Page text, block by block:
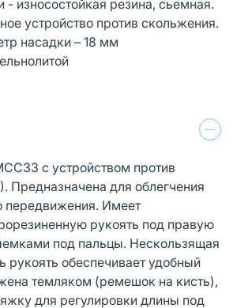
- износостойкая резина, сьемная.
устройство против скольжения.
насадки – 18 мм
с устройством против
Предназначена для облегчения
передвижения. Имеет
рукоять под правую
под пальцы. Нескользящая
рукоять обеспечивает удобный
темляком (ремешок на кисть),
для регулировки длины под